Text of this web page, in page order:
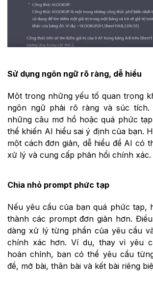
Sử dụng ngôn ngữ rõ ràng, dễ hiểu
Một trong những yếu tố quan trọng
ngôn ngữ phải rõ ràng và súc tích.
những câu mơ hồ hoặc quá phức
thể khiến AI hiểu sai ý định của bạn.
một cách đơn giản, dễ hiểu để AI có
xử lý và cung cấp phản hồi chính xác.
Chia nhỏ prompt phức tạp
Nếu yêu cầu của bạn quá phức tạp,
thành các prompt đơn giản hơn.
dàng xử lý từng phần của yêu cầu
chính xác hơn. Ví dụ, thay vì yêu
hoàn chỉnh, bạn có thể yêu cầu
đề, mở bài, thân bài và kết bài riêng